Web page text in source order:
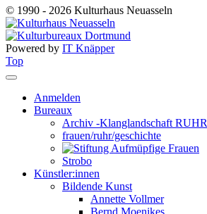
© 1990 - 2026 Kulturhaus Neuasseln
Powered by IT Knäpper
Top
Anmelden
Bureaux
Archiv -Klanglandschaft RUHR
frauen/ruhr/geschichte
Strobo
Künstler:innen
Bildende Kunst
Annette Vollmer
Bernd Moenikes